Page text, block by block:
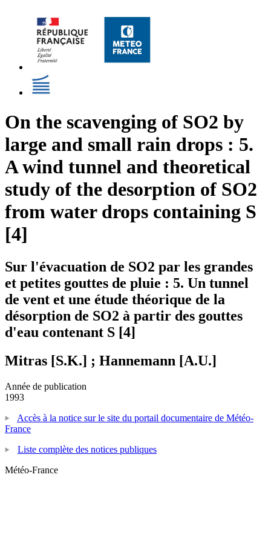
On the scavenging of SO2 by
large and small rain drops : 5.
A wind tunnel and theoretical
study of the desorption of SO2
from water drops containing S
[4]
Sur l'évacuation de SO2 par les grandes
et petites gouttes de pluie : 5. Un tunnel
de vent et une étude théorique de la
désorption de SO2 à partir des gouttes
d'eau contenant S [4]
Mitras [S.K.] ; Hannemann [A.U.]
Année de publication
1993
Accès à la notice sur le site du portail documentaire de Météo-
France
Liste complète des notices publiques
Météo-France